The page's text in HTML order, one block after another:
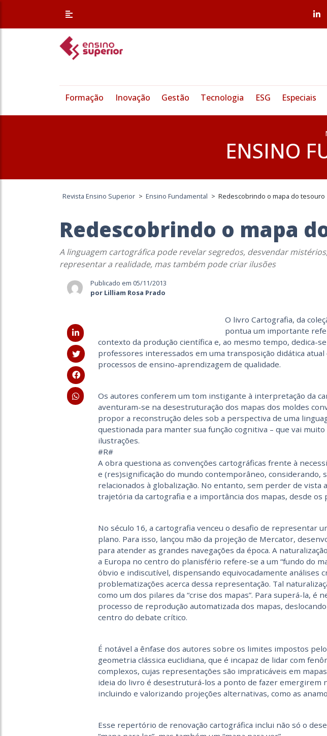
Formação Inovação Gestão Tecnologia ESG Especiais
ENSINO
Revista Ensino Superior > Ensino Fundamental > Redescobrindo o mapa do tesouro
Redescobrindo o mapa
A linguagem cartográfica pode revelar segredos, desvendar
representar a realidade, mas também pode criar ilusões
Publicado em 05/11/2013
por Lilliam Rosa Prado
O livro Cartografia, da
pontua um importante
contexto da produção científica e, ao mesmo tempo, dedica-
professores interessados em uma transposição didática atual
processos de ensino-aprendizagem de qualidade.
Os autores conferem um tom instigante à interpretação da
aventuram-se na desestruturação dos mapas dos moldes
propor a reconstrução deles sob a perspectiva de uma
questionada para manter sua função cognitiva – que vai
ilustrações.
#R#
A obra questiona as convenções cartográficas frente à
e (res)significação do mundo contemporâneo, considerando,
relacionados à globalização. No entanto, sem perder de vista
trajetória da cartografia e a importância dos mapas, desde os
No século 16, a cartografia venceu o desafio de representar
plano. Para isso, lançou mão da projeção de Mercator,
para atender as grandes navegações da época. A
a Europa no centro do planisfério refere-se a um “fundo do
óbvio e indiscutível, dispensando equivocadamente análises
problematizações acerca dessa representação. Tal
como um dos pilares da “crise dos mapas”. Para superá-la, é
processo de reprodução automatizada dos mapas,
centro do debate crítico.
É notável a ênfase dos autores sobre os limites impostos
geometria clássica euclidiana, que é incapaz de lidar com
complexos, cujas representações são impraticáveis em
ideia do livro é desestruturá-los a ponto de fazer emergirem
incluindo e valorizando projeções alternativas, como as
Esse repertório de renovação cartográfica inclui não só o